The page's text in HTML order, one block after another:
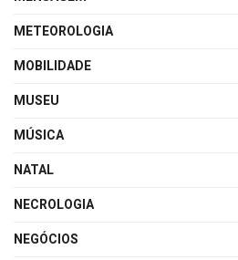
METEOROLOGIA
MOBILIDADE
MUSEU
MÚSICA
NATAL
NECROLOGIA
NEGÓCIOS